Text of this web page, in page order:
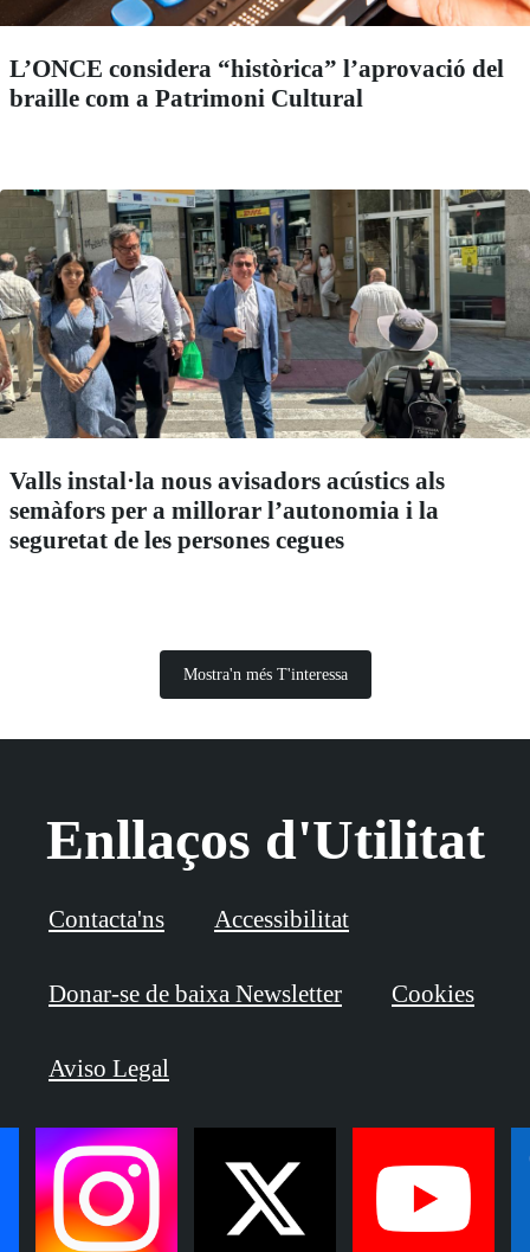
L’ONCE considera “històrica” l’aprovació del
braille com a Patrimoni Cultural
Valls instal·la nous avisadors acústics als
semàfors per a millorar l’autonomia i la
seguretat de les persones cegues
Mostra'n més T'interessa
Enllaços d'Utilitat
Contacta'ns Accessibilitat
Donar-se de baixa Newsletter Cookies
Aviso Legal